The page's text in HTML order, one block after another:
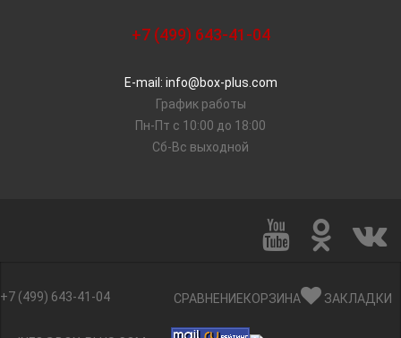
+7 (499) 643-41-04
E-mail: info@box-plus.com
График работы
Пн-Пт с 10:00 до 18:00
Сб-Вс выходной
СРАВНЕНИЕКОРЗИНА ЗАКЛАДКИ
+7 (499) 643-41-04